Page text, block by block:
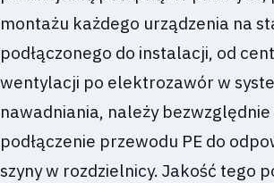
montażu każdego urządzenia na
podłączonego do instalacji, od
wentylacji po elektrozawór w
nawadniania, należy bezwzględnie
podłączenie przewodu PE do
szyny w rozdzielnicy. Jakość tego